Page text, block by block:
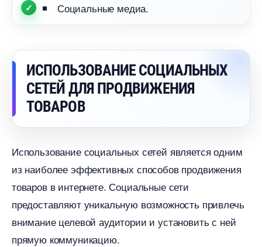
Социальные медиа.
ИСПОЛЬЗОВАНИЕ СОЦИАЛЬНЫХ
СЕТЕЙ ДЛЯ ПРОДВИЖЕНИЯ
ТОВАРО
Использование социальных сетей является одним
из наиболее эффективных способов продвижения
товаров в интернете. Социальные сети
предоставляют уникальную возможность привлечь
нимание целевой аудитории и установить с ней
прямую коммуникацию.